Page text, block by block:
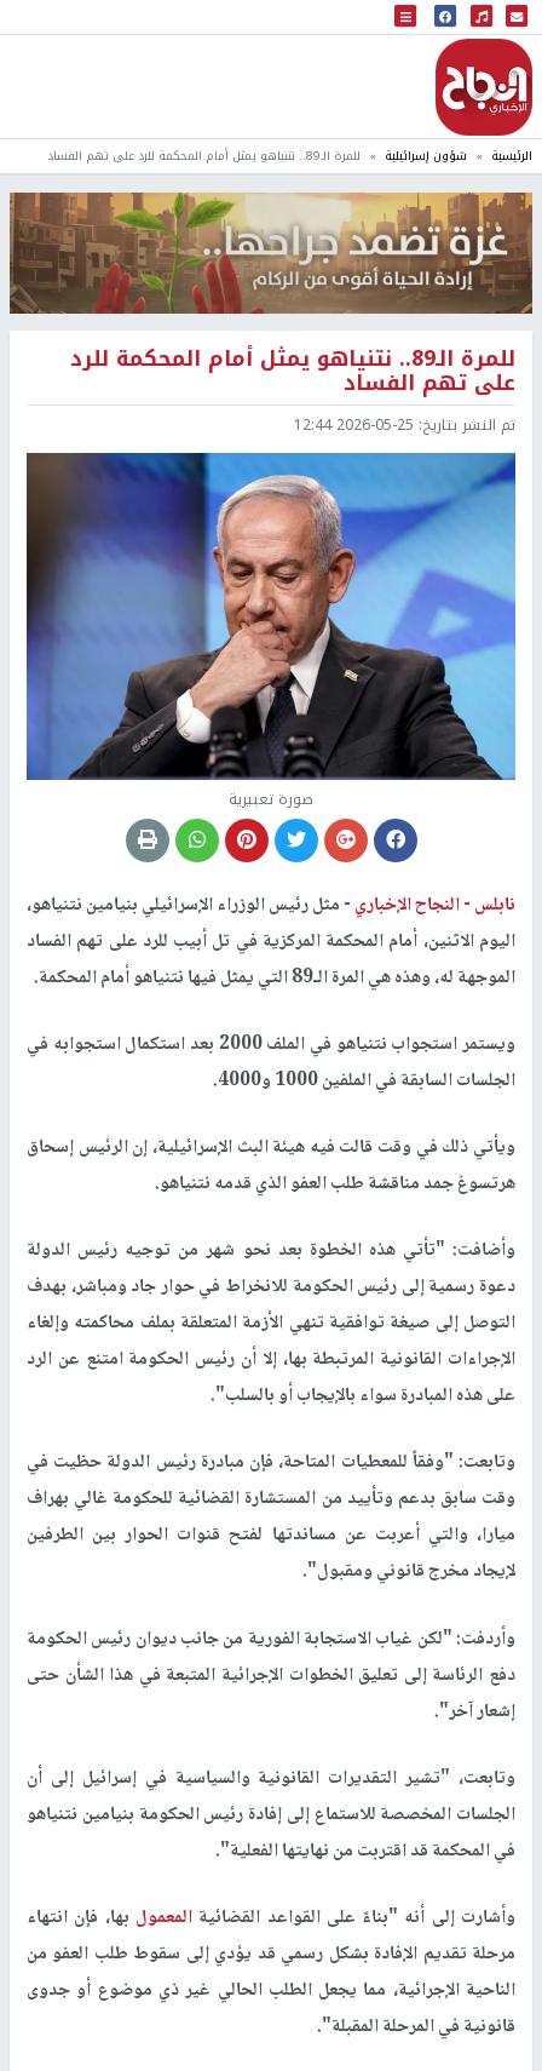
البث المباشر
إذاعة النجاح
الرئيسية شؤون إسرائيلية للمرة الـ89.. نتنياهو يمثل أمام المحكمة للرد على تهم الفساد
للمرة الـ89.. نتنياهو يمثل أمام المحكمة للرد
على تهم الفساد
تم النشر بتاريخ: 2026-05-25 12:44
صورة تعبيرية
نابلس -النجاح الإخباري -مثل رئيس الوزراء الإسرائيلي بنيامين نتنياهو،
اليوم الاثنين، أمام المحكمة المركزية في تل أبيب للرد على تهم الفساد
الموجهة له، وهذه هي المرة الـ89 التي يمثل فيها نتنياهو أمام المحكمة.
ويستمر استجواب نتنياهو في الملف 2000 بعد استكمال استجوابه في
الجلسات السابقة في الملفين 1000 و4000.
ويأتي ذلك في وقت قالت فيه هيئة البث الإسرائيلية، إن الرئيس إسحاق
هرتسوغ جمد مناقشة طلب العفو الذي قدمه نتنياهو.
وأضافت: "تأتي هذه الخطوة بعد نحو شهر من توجيه رئيس الدولة
دعوة رسمية إلى رئيس الحكومة للانخراط في حوار جاد ومباشر، بهدف
التوصل إلى صيغة توافقية تنهي الأزمة المتعلقة بملف محاكمته وإلغاء
الإجراءات القانونية المرتبطة بها، إلا أن رئيس الحكومة امتنع عن الرد
على هذه المبادرة سواء بالإيجاب أو بالسلب".
وتابعت: "وفقاً للمعطيات المتاحة، فإن مبادرة رئيس الدولة حظيت في
وقت سابق بدعم وتأييد من المستشارة القضائية للحكومة غالي بهراف
ميارا، والتي أعربت عن مساندتها لفتح قنوات الحوار بين الطرفين
لإيجاد مخرج قانوني ومقبول".
وأردفت: "لكن غياب الاستجابة الفورية من جانب ديوان رئيس الحكومة
دفع الرئاسة إلى تعليق الخطوات الإجرائية المتبعة في هذا الشأن حتى
إشعار آخر".
وتابعت، "تشير التقديرات القانونية والسياسية في إسرائيل إلى أن
الجلسات المخصصة للاستماع إلى إفادة رئيس الحكومة بنيامين نتنياهو
في المحكمة قد اقتربت من نهايتها الفعلية".
وأشارت إلى أنه "بناءً على القواعد القضائيةالمعمول بها، فإن انتهاء
مرحلة تقديم الإفادة بشكل رسمي قد يؤدي إلى سقوط طلب العفو من
الناحية الإجرائية، مما يجعل الطلب الحالي غير ذي موضوع أو جدوى
قانونية في المرحلة المقبلة".